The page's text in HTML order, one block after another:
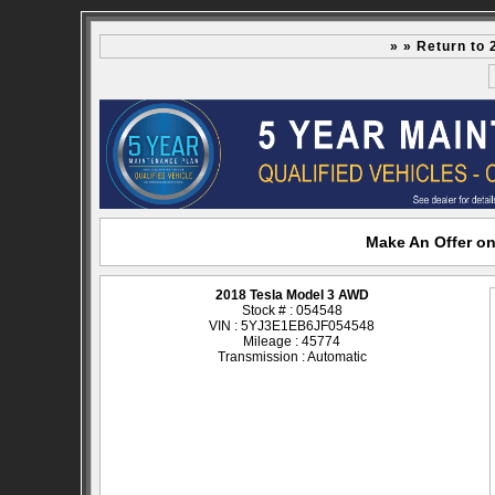
» » Return to
Make An Offer
2018 Tesla Model 3 AWD
Stock # : 054548
VIN : 5YJ3E1EB6JF054548
Mileage : 45774
Transmission : Automatic